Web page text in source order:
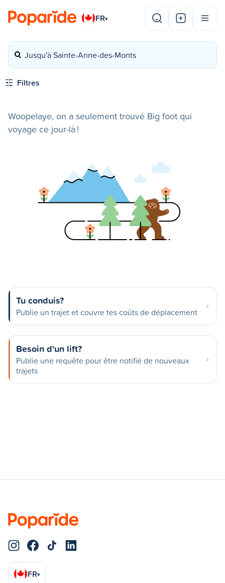
FR▾
Jusqu'à Sainte-Anne-des-Monts
Filtres
Woopelaye, on a seulement trouvé Big foot qui
voyage ce jour-là !
Tu conduis?
Publie un trajet et couvre tes coûts de déplacement
Besoin d'un lift?
Publie une requête pour être notifié de nouveaux
trajets
FR▾